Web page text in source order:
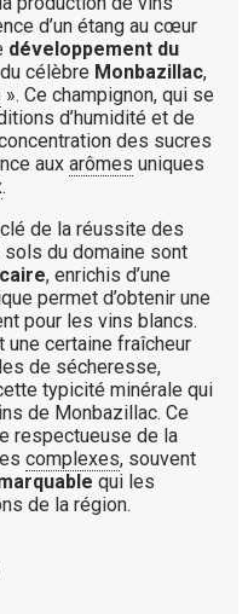
d’un étang au cœur
développement du
célèbre Monbazillac,
». Ce champignon, qui se
d’humidité et de
des sucres
aux arômes uniques
.
de la réussite des
sols du domaine sont
, enrichis d’une
permet d’obtenir une
pour les vins blancs.
une certaine fraîcheur
de sécheresse,
typicité minérale qui
de Monbazillac. Ce
respectueuse de la
complexes, souvent
qui les
de la région.